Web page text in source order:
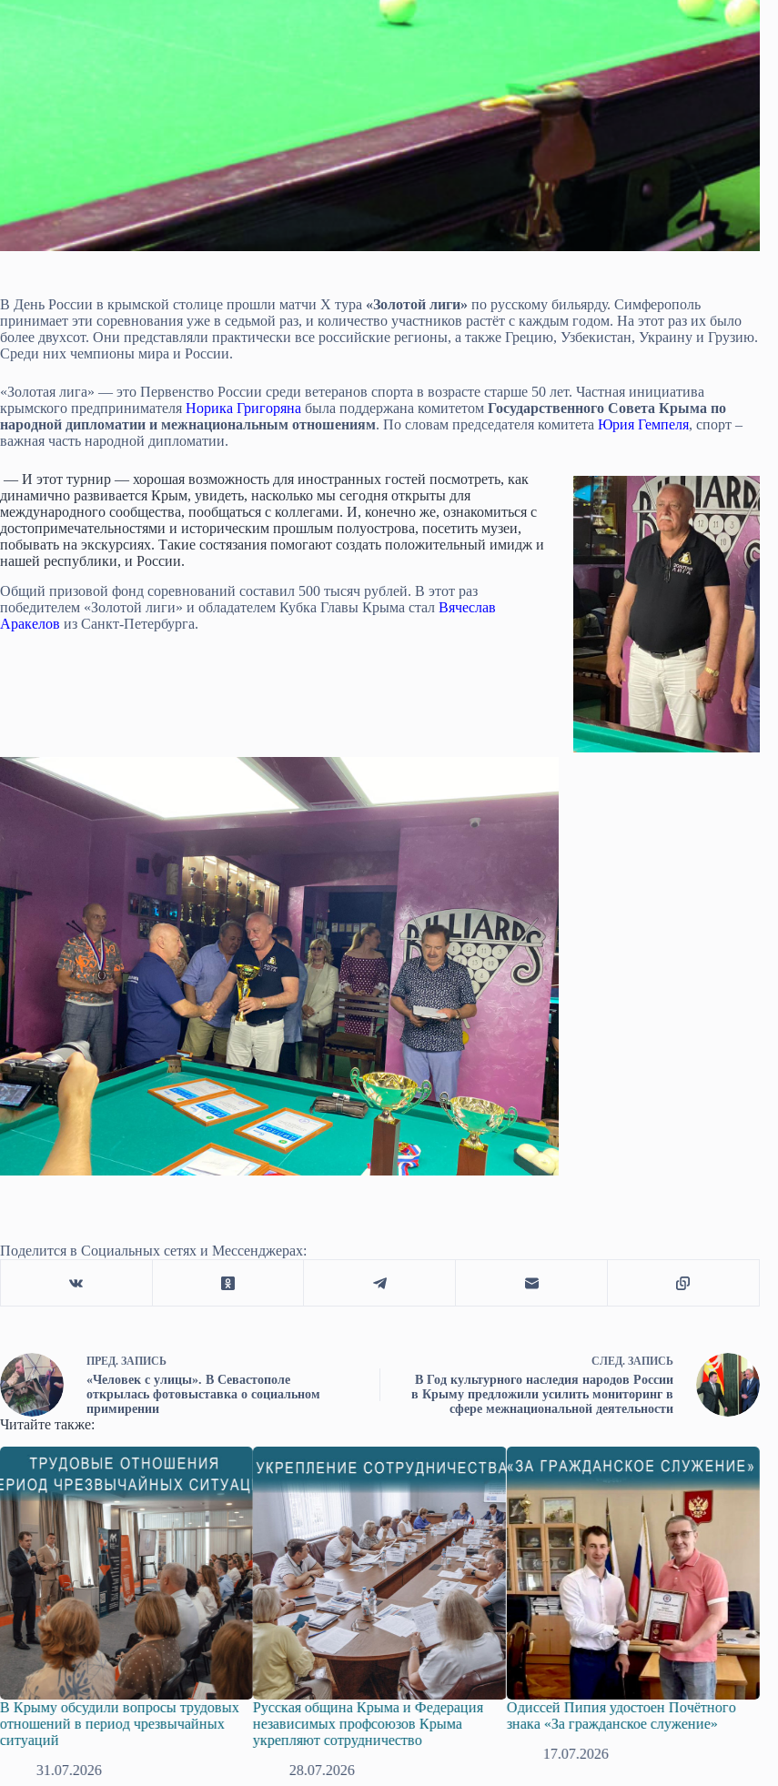
В День России в крымской столице прошли матчи X тура «Золотой лиги» по русскому бильярду. Симферополь
принимает эти соревнования уже в седьмой раз, и количество участников растёт с каждым годом. На этот раз их было
более двухсот. Они представляли практически все российские регионы, а также Грецию, Узбекистан, Украину и Грузию.
Среди них чемпионы мира и России.
«Золотая лига» — это Первенство России среди ветеранов спорта в возрасте старше 50 лет. Частная инициатива
крымского предпринимателя Норика Григоряна была поддержана комитетом Государственного Совета Крыма по
народной дипломатии и межнациональным отношениям. По словам председателя комитета Юрия Гемпеля, спорт –
важная часть народной дипломатии.
— И этот турнир — хорошая возможность для иностранных гостей посмотреть, как
динамично развивается Крым, увидеть, насколько мы сегодня открыты для
международного сообщества, пообщаться с коллегами. И, конечно же, ознакомиться с
достопримечательностями и историческим прошлым полуострова, посетить музеи,
побывать на экскурсиях. Такие состязания помогают создать положительный имидж и
нашей республики, и России.
Общий призовой фонд соревнований составил 500 тысяч рублей. В этот раз
победителем «Золотой лиги» и обладателем Кубка Главы Крыма стал Вячеслав
Аракелов из Санкт-Петербурга.
Поделится в Социальных сетях и Мессенджерах:
ПРЕД. ЗАПИСЬ
«Человек с улицы». В Севастополе
открылась фотовыставка о социальном
примирении
СЛЕД. ЗАПИСЬ
В Год культурного наследия народов России
в Крыму предложили усилить мониторинг в
сфере межнациональной деятельности
Читайте также:
Русская община Крыма и Федерация
независимых профсоюзов Крыма
укрепляют сотрудничество
28.07.2026
Одиссей Пипия удостоен Почётного
знака «За гражданское служение»
Госдума приняла в первом чтении
законопроект о поддержке развития